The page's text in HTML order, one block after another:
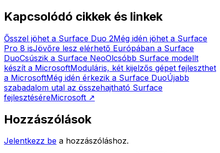
Kapcsolódó cikkek és linkek
Ősszel jöhet a Surface Duo 2Még idén jöhet a Surface
Pro 8 isJövőre lesz elérhető Európában a Surface
DuoCsúszik a Surface NeoOlcsóbb Surface modellt
készít a MicrosoftModuláris, két kijelzős gépet fejleszthet
a MicrosoftMég idén érkezik a Surface DuoÚjabb
szabadalom utal az összehajtható Surface
fejlesztéséreMicrosoft ↗
Hozzászólások
Jelentkezz be a hozzászóláshoz.